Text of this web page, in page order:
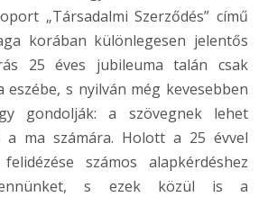
„Társadalmi Szerződés” című
korában különlegesen jelentős
25 éves jubileuma talán csak
eszébe, s nyilván még kevesebben
gondolják: a szövegnek lehet
a ma számára. Holott a 25 évvel
számos alapkérdéshez
s ezek közül is a